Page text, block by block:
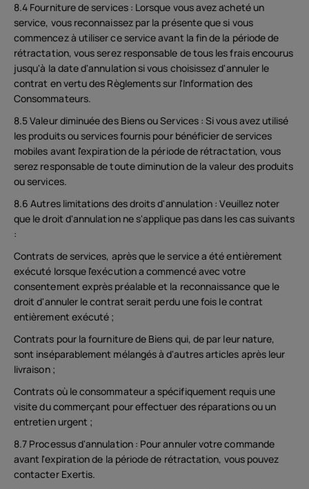
8.4 Fourniture de services : Lorsque vous avez acheté un
service, vous reconnaissez par la présente que si vous
commencez à utiliser ce service avant la fin de la période de
rétractation, vous serez responsable de tous les frais encourus
jusqu'à la date d'annulation si vous choisissez d'annuler le
contrat en vertu des Règlements sur l'Information des
Consommateurs.
8.5 Valeur diminuée des Biens ou Services : Si vous avez utilisé
les produits ou services fournis pour bénéficier de services
mobiles avant l'expiration de la période de rétractation, vous
serez responsable de toute diminution de la valeur des produits
ou services.
8.6 Autres limitations des droits d'annulation : Veuillez noter
que le droit d'annulation ne s'applique pas dans les cas suivants
:
Contrats de services, après que le service a été entièrement
exécuté lorsque l'exécution a commencé avec votre
consentement exprès préalable et la reconnaissance que le
droit d'annuler le contrat serait perdu une fois le contrat
entièrement exécuté ;
Contrats pour la fourniture de Biens qui, de par leur nature,
sont inséparablement mélangés à d'autres articles après leur
livraison ;
Contrats où le consommateur a spécifiquement requis une
visite du commerçant pour effectuer des réparations ou un
entretien urgent ;
8.7 Processus d'annulation : Pour annuler votre commande
avant l'expiration de la période de rétractation, vous pouvez
contacter Exertis.